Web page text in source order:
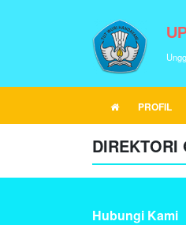
PROFIL
DIREKTORI
Hubungi Kami